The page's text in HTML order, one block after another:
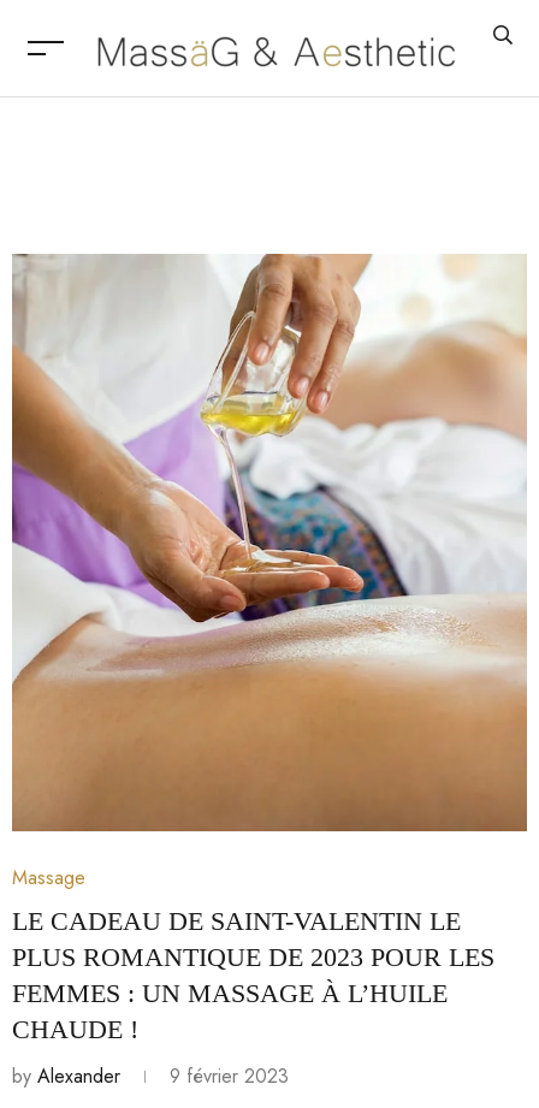
Massage
LE CADEAU DE SAINT-VALENTIN LE
PLUS ROMANTIQUE DE 2023 POUR LES
FEMMES : UN MASSAGE À L’HUILE
CHAUDE !
by Alexander 9 février 2023